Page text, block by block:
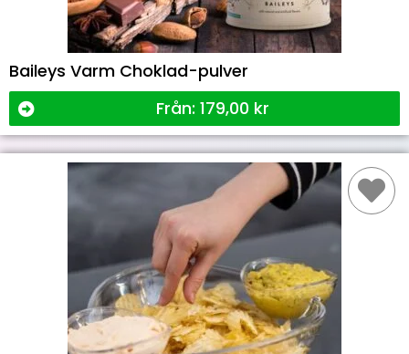
Baileys Varm Choklad-pulver
Från: 179,00 kr